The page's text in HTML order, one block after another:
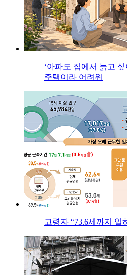
‘아파도 집에서 늙고
주택이라 어려워
고령자 “73.6세까지 일